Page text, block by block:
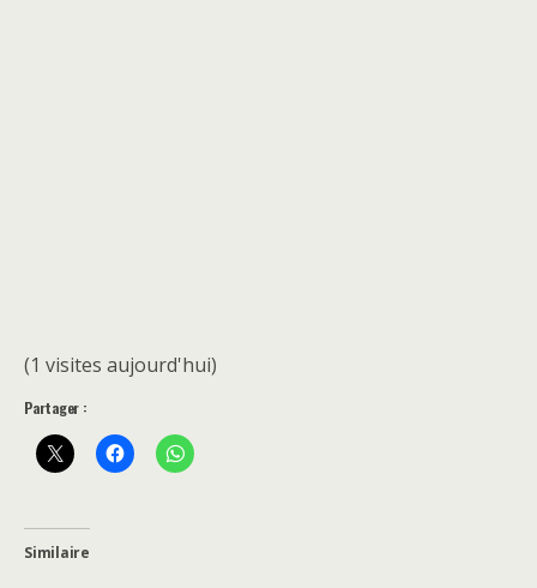
(1 visites aujourd'hui)
Partager :
Similaire